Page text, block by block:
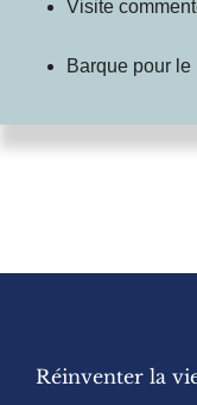
Visite
Barque pour le
Réinventer la